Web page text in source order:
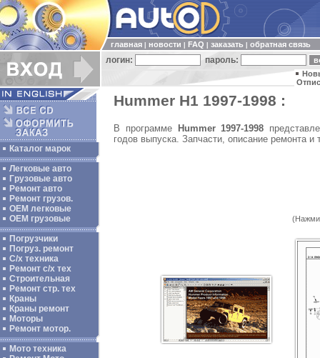
главная новости FAQ заказать обратная связь
логин: пароль:
Каталог марок
Легковые авто
Грузовые авто
Ремонт авто
Ремонт грузов.
ОЕМ легковые
OEM грузовые
Погрузчики
Погруз. ремонт
С/х техника
Ремонт с/х тех
Строительная
Ремонт стр. тех
Краны
Краны ремонт
Моторы
Ремонт мотор.
Мото техника
Hummer H1 1997-1998 :
В программе Hummer 1997-1998
годов выпуска. Запчасти, описание ремонта